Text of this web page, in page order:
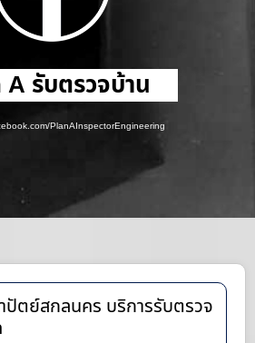
A รับตรวจบ้าน
PlanAInspectorEngineering
ปัตย์สกลนคร บริการรับตรวจ